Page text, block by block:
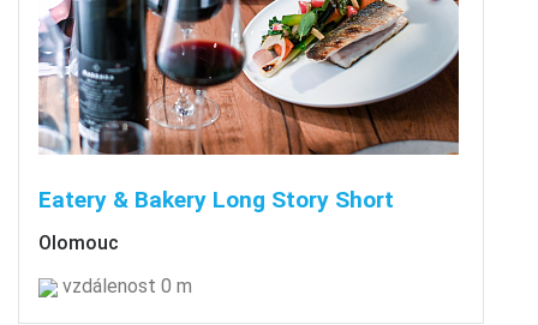
Eatery & Bakery Long Story Short
Olomouc
vzdálenost 0 m